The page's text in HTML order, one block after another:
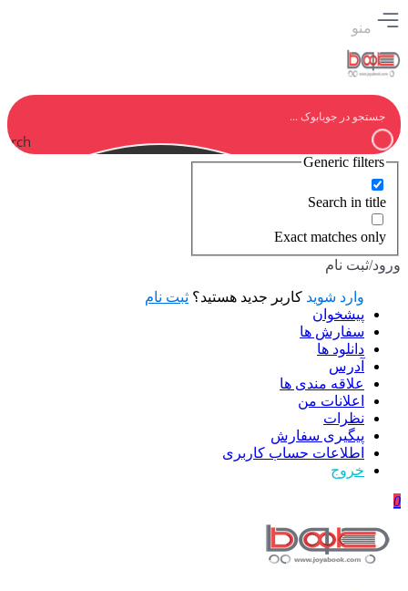
منو
Generic filters
Search in title
Exact matches only
ورود/ثبت نام
وارد شوید کاربر جدید هستید؟ ثبت نام
پیشخوان
سفارش ها
دانلود ها
آدرس
علاقه مندی ها
اعلانات من
نظرات
پیگیری سفارش
اطلاعات حساب كاربری
خروج
0